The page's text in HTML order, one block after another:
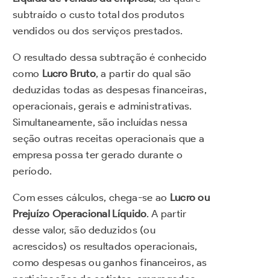
subtraído o custo total dos produtos
vendidos ou dos serviços prestados.
O resultado dessa subtração é conhecido
como Lucro Bruto, a partir do qual são
deduzidas todas as despesas financeiras,
operacionais, gerais e administrativas.
Simultaneamente, são incluídas nessa
seção outras receitas operacionais que a
empresa possa ter gerado durante o
período.
Com esses cálculos, chega-se ao Lucro ou
Prejuízo Operacional Líquido. A partir
desse valor, são deduzidos (ou
acrescidos) os resultados operacionais,
como despesas ou ganhos financeiros, as